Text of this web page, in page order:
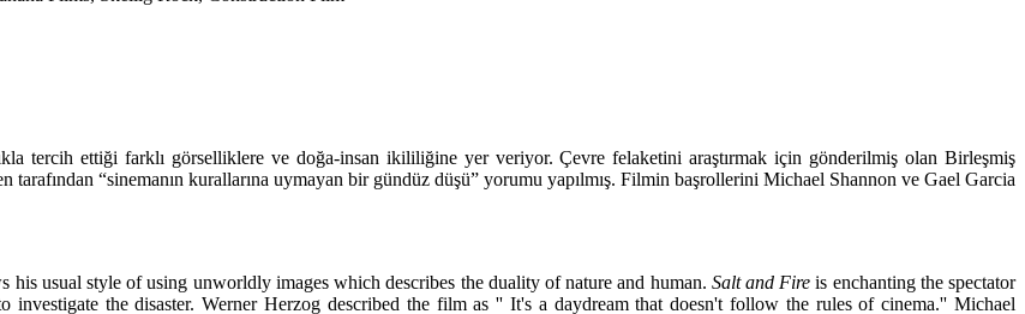
tercih ettiği farklı görselliklere ve doğa-insan ikililiğine yer veriyor. Çevre felaketini araştırmak için gönderilmiş olan Birleşmiş
“sinemanın kurallarına uymayan bir gündüz düşü” yorumu yapılmış. Filmin başrollerini Michael Shannon ve Gael Garcia
usual style of using unworldly images which describes the duality of nature and human. Salt and Fire is enchanting the spectator
the disaster. Werner Herzog described the film as '' It's a daydream that doesn't follow the rules of cinema.'' Michael